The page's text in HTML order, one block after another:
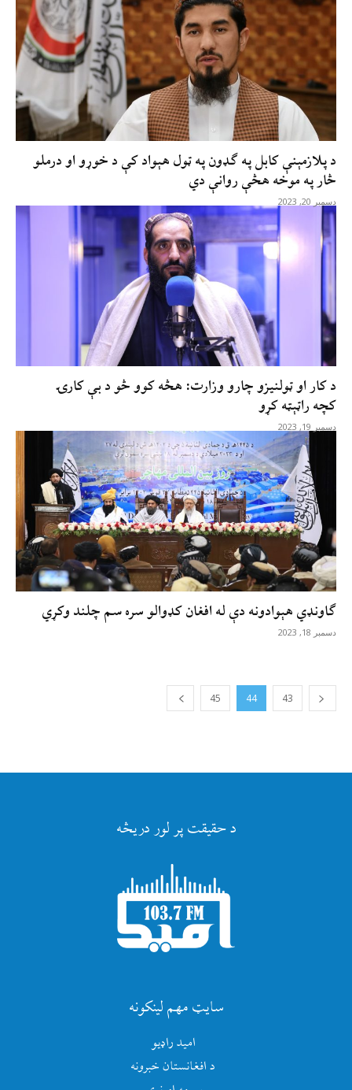
د پلازمېنې کابل په ګډون په ټول هېواد کې د خوړو او درملو
څار په موخه هڅې روانې دي
دسمبر 20, 2023
د کار او ټولنیزو چارو وزارت: هڅه کوو څو د بې کارۍ
کچه راټېټه کړو
دسمبر 19, 2023
ګاونډي هېوادونه دې له افغان کډوالو سره سم چلند وکړي
دسمبر 18, 2023
43
44
45
د حقیقت پر لور دریڅه
سایټ مهم لینکونه
امید راډیو
د افغانستان خبرونه